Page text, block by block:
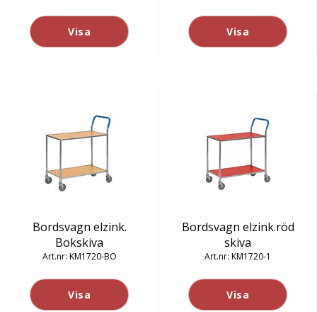
Visa Visa
Bordsvagn elzink.
Bokskiva
KM1720-BO
Visa
Bordsvagn elzink.röd
skiva
KM1720-1
Visa